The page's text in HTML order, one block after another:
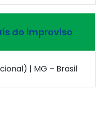
do improviso
| MG – Brasil